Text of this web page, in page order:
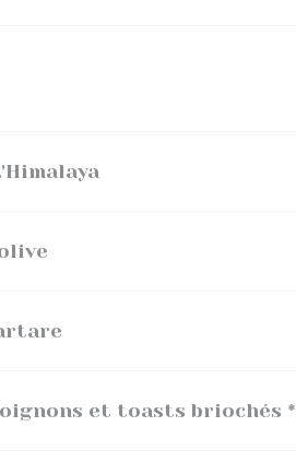
et toasts briochés *